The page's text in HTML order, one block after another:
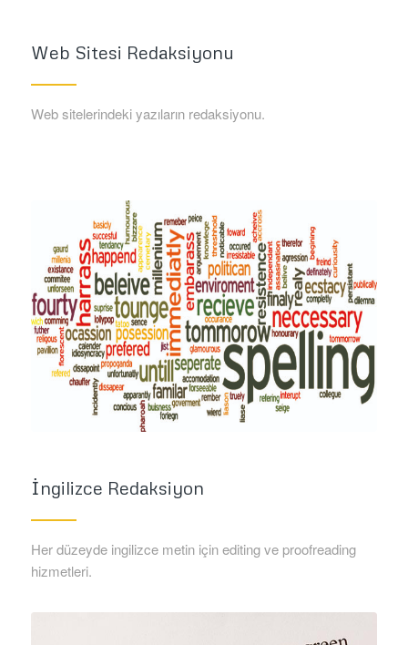
Web Sitesi Redaksiyonu
Web sitelerindeki yazıların redaksiyonu.
İngilizce Redaksiyon
Her düzeyde ingilizce metin için editing ve proofreading
hizmetleri.